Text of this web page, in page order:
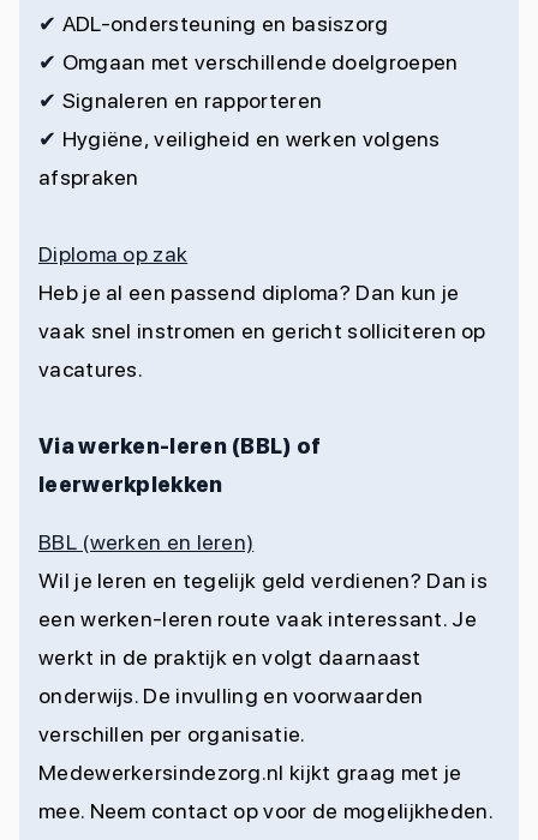
✔ ADL-ondersteuning en basiszorg
✔ Omgaan met verschillende doelgroepen
✔ Signaleren en rapporteren
✔ Hygiëne, veiligheid en werken volgens
afspraken
Diploma op zak
Heb je al een passend diploma? Dan kun je
vaak snel instromen en gericht solliciteren op
vacatures.
Via werken-leren (BBL) of
leerwerkplekken
BBL (werken en leren)
Wil je leren en tegelijk geld verdienen? Dan is
een werken-leren route vaak interessant. Je
werkt in de praktijk en volgt daarnaast
onderwijs. De invulling en voorwaarden
verschillen per organisatie.
Medewerkersindezorg.nl kijkt graag met je
mee. Neem contact op voor de mogelijkheden.